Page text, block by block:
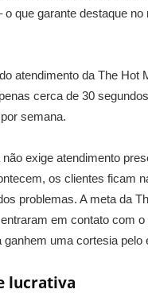
o que garante destaque
atendimento da The
cerca de 30
semana.
exige atendimento
os clientes ficam
problemas. A meta da
em contato com
uma cortesia
lucrativa